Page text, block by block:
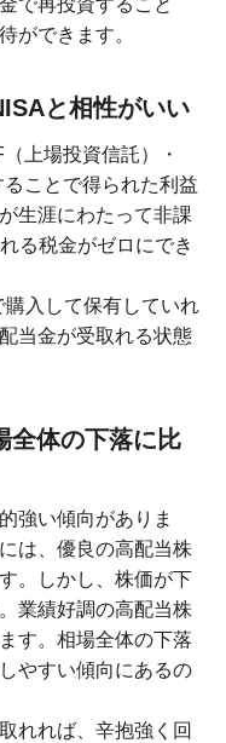
で再投資すること
ができます。
と相性がいい
上場投資信託）・
ことで得られた利益
生涯にわたって非課
る税金がゼロにでき
入して保有していれ
当金が受取れる状態
全体の下落に比
強い傾向がありま
は、優良の高配当株
。しかし、株価が下
業績好調の高配当株
す。相場全体の下落
やすい傾向にあるの
れれば、辛抱強く回